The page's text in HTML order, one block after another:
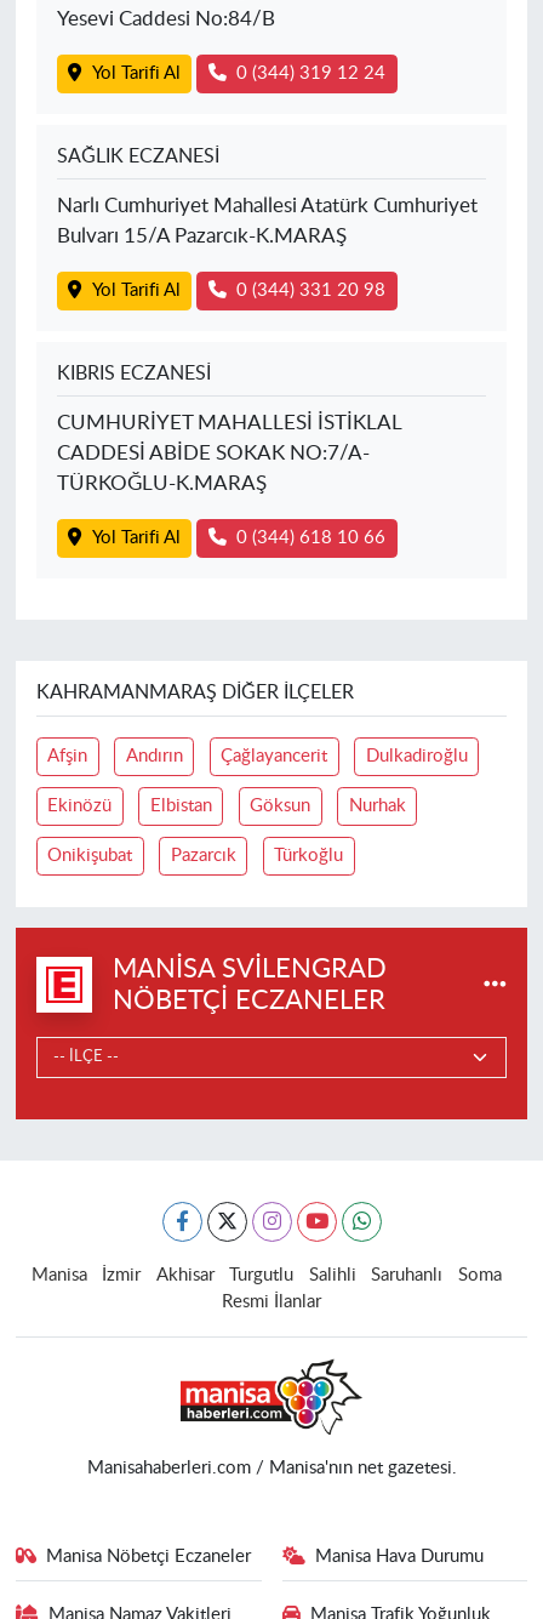
Yesevi Caddesi No:84/B
Yol Tarifi Al 0 (344) 319 12 24
SAĞLIK ECZANESİ
Narlı Cumhuriyet Mahallesi Atatürk Cumhuriyet
Bulvarı 15/A Pazarcık-K.MARAŞ
Yol Tarifi Al 0 (344) 331 20 98
KIBRIS ECZANESİ
CUMHURİYET MAHALLESİ İSTİKLAL
CADDESİ ABİDE SOKAK NO:7/A-
TÜRKOĞLU-K.MARAŞ
Yol Tarifi Al 0 (344) 618 10 66
KAHRAMANMARAŞ DIĞER İLÇELER
Afşin Andırın Çağlayancerit Dulkadiroğlu
Ekinözü Elbistan Göksun Nurhak
Onikişubat Pazarcık Türkoğlu
MANISA SVILENGRAD
NÖBETÇI ECZANELER
Manisa İzmir Akhisar Turgutlu Salihli Saruhanlı
Soma
Resmi İlanlar
Manisahaberleri.com / Manisa'nın net gazetesi.
Manisa Nöbetçi Eczaneler Manisa Hava Durumu
Manisa Namaz Vakitleri Manisa Trafik Yoğunluk